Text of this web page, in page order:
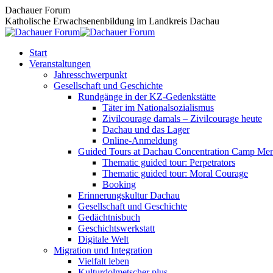
Zum
Inhalt
springen
Dachauer Forum
Katholische Erwachsenenbildung im Landkreis Dachau
Start
Veranstaltungen
Jahresschwerpunkt
Gesellschaft und Geschichte
Rundgänge in der KZ-Gedenkstätte
Täter im Nationalsozialismus
Zivilcourage damals – Zivilcourage heute
Dachau und das Lager
Online-Anmeldung
Guided Tours at Dachau Concentration Camp
Thematic guided tour: Perpetrators
Thematic guided tour: Moral Courage
Booking
Erinnerungskultur Dachau
Gesellschaft und Geschichte
Gedächtnisbuch
Geschichtswerkstatt
Digitale Welt
Migration und Integration
Vielfalt leben